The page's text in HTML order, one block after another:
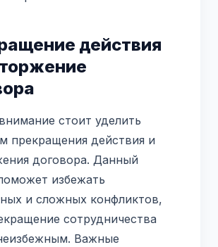
действия
стоит уделить
прекращения действия и
договора. Данный
избежать
и сложных конфликтов,
сотрудничества
Важные